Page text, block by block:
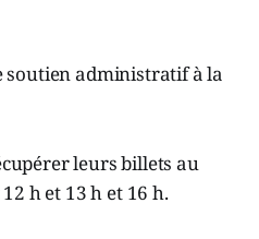
soutien administratif à la
leurs billets au
h et 13 h et 16 h.